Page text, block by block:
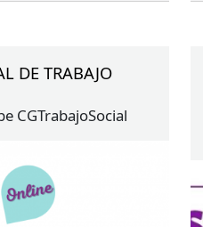
DE TRABAJO
CGTrabajoSocial